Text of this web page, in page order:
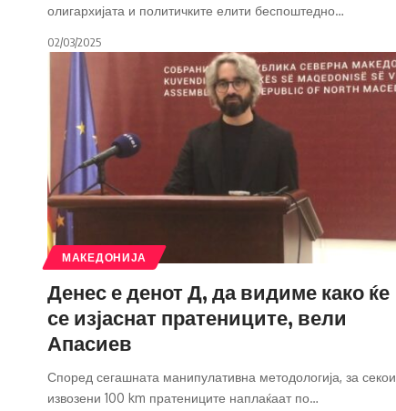
олигархијата и политичките елити беспоштедно…
02/03/2025
МАКЕДОНИЈА
Денес е денот Д, да видиме како ќе
се изјаснат пратениците, вели
Апасиев
Според сегашната манипулативна методологија, за секои
извозени 100 km пратениците наплаќаат по…